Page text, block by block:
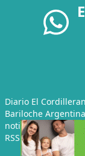
Diario El
Bariloche
RSS|Media Kit|